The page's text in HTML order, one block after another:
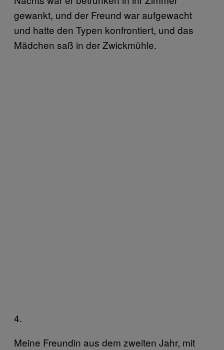
gewankt, und der Freund war aufgewacht
und hatte den Typen konfrontiert, und das
Mädchen saß in der Zwickmühle.
4.
Meine Freundin aus dem zweiten Jahr, mit